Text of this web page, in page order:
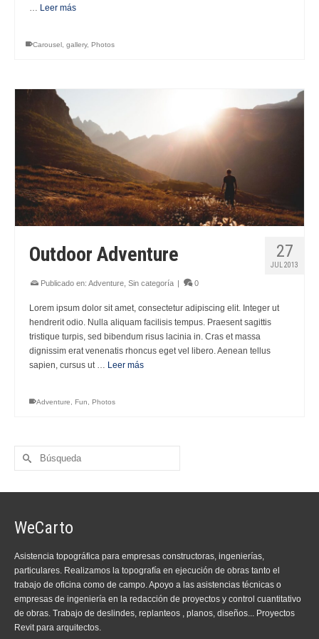
… Leer más
Carousel, gallery, Photos
27
JUL 2013
Outdoor Adventure
Publicado en: Adventure Sin categoría 0
Lorem ipsum dolor sit amet, consectetur adipiscing elit. Integer ut
hendrerit odio. Nulla aliquam facilisis tempus. Praesent sagittis
tristique turpis, sed bibendum risus lacinia in. Cras et massa
dignissim erat venenatis rhoncus eget vel libero. Aenean tellus
sapien, cursus ut … Leer más
Adventure, Fun, Photos
Buscar
WeCarto
Asistencia topográfica para empresas constructoras, ingenierías,
particulares. Realizamos la topografía en ejecución de obras tanto el
trabajo de oficina como de campo. Apoyo a las asistencias técnicas o
empresas de ingeniería en la redacción de proyectos y control cuantitativo
de obras. Trabajo de deslindes, replanteos , planos, diseños... Proyectos
Revit para arquitectos.